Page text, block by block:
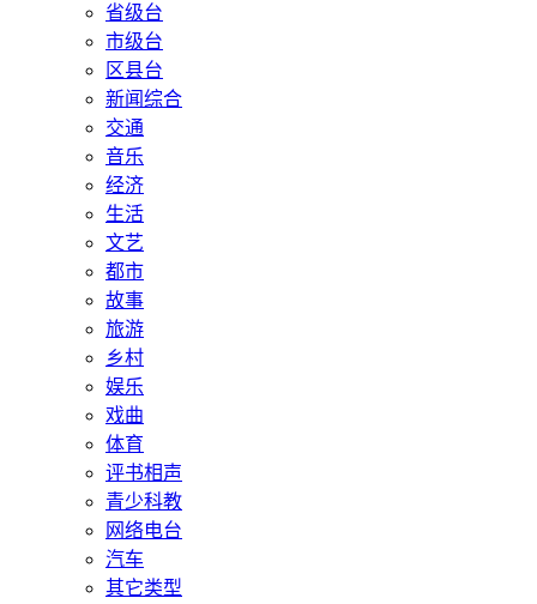
省级台
市级台
区县台
新闻综合
交通
音乐
经济
生活
文艺
都市
故事
旅游
乡村
娱乐
戏曲
体育
评书相声
青少科教
网络电台
汽车
其它类型